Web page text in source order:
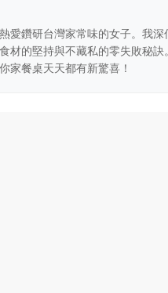
愛鑽研台灣家常味的女子。我深
材的堅持與不藏私的零失敗秘訣
家餐桌天天都有新驚喜！